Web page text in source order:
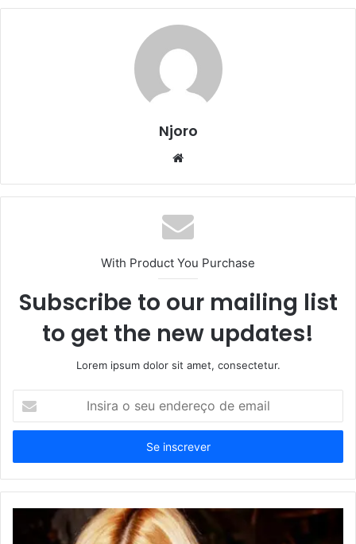
Njoro
Website
With Product You Purchase
Subscribe to our mailing list
to get the new updates!
Lorem ipsum dolor sit amet, consectetur.
seu
de
email